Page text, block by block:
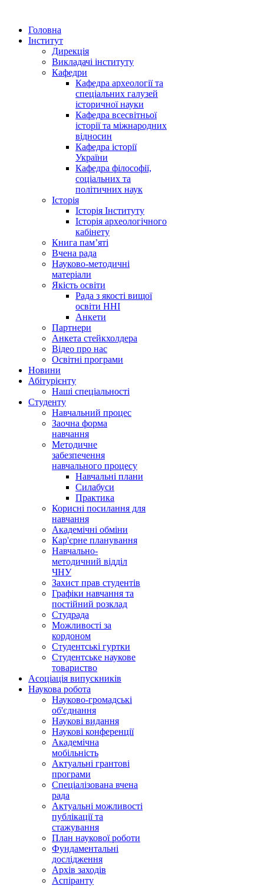
Головна
Інститут
Дирекція
Викладачі інституту
Кафедри
Кафедра археології та
спеціальних галузей
історичної науки
Кафедра всесвітньої
історії та міжнародних
відносин
Кафедра історії
України
Кафедра філософії,
соціальних та
політичних наук
Історія
Історія Інституту
Історія археологічного
кабінету
Книга памʼяті
Вчена рада
Науково-методичні
матеріали
Якість освіти
Рада з якості вищої
освіти ННІ
Анкети
Партнери
Анкета стейкхолдера
Відео про нас
Освітні програми
Hовини
Абітурієнту
Наші спеціальності
Студенту
Навчальний процес
Заочна форма
навчання
Методичне
забезпечення
навчального процесу
Навчальні плани
Силабуси
Практика
Корисні посилання для
навчання
Академічні обміни
Кар'єрне планування
Навчально-
методичний відділ
ЧНУ
Захист прав студентів
Графіки навчання та
постійний розклад
Студрада
Можливості за
кордоном
Студентські гуртки
Студентське наукове
товариство
Асоціація випускників
Наукова робота
Науково-громадські
об'єднання
Наукові видання
Наукові конференції
Академічна
мобільність
Актуальні грантові
програми
Спеціалізована вчена
рада
Актуальні можливості
публікації та
стажування
План наукової роботи
Фундаментальні
дослідження
Архів заходів
Аспіранту